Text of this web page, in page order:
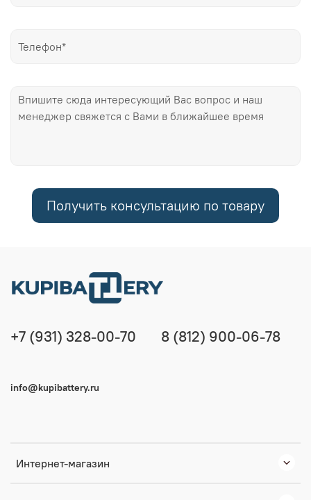
Получить консультацию по товару
Интернет-магазин
+7 (931) 328-00-70 8 (812) 900-06-78
info@kupibattery.ru